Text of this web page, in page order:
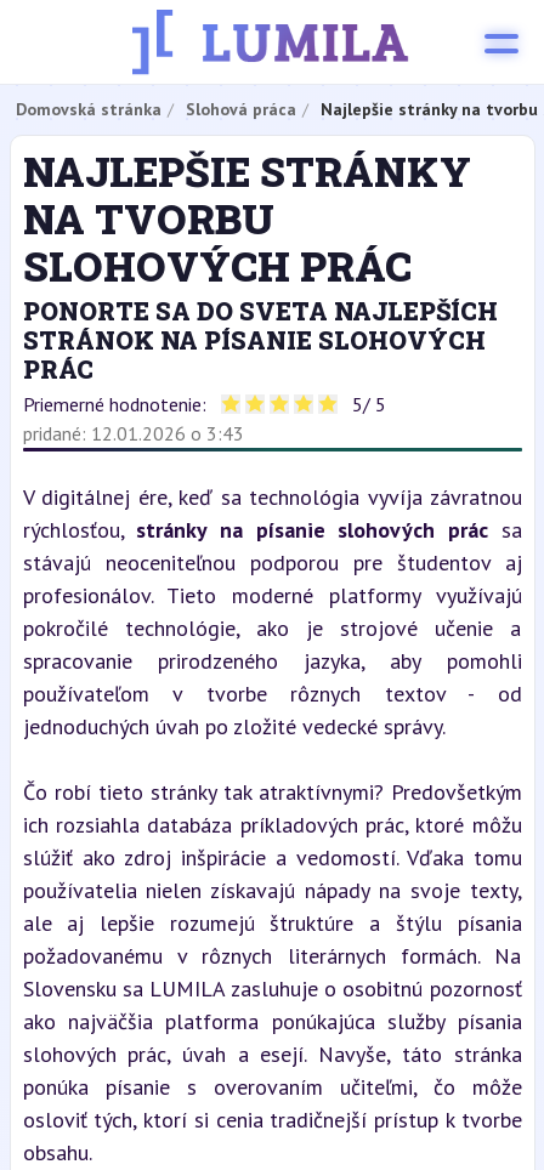
Domovská stránka Slohová práca Najlepšie stránky na tvorbu
NAJLEPŠIE STRÁNKY
NA TVORBU
SLOHOVÝCH PRÁC
PONORTE SA DO SVETA NAJLEPŠÍCH
STRÁNOK NA PÍSANIE SLOHOVÝCH
PRÁC
Priemerné hodnotenie: 5/ 5
pridané: 12.01.2026 o 3:43
V digitálnej ére, keď sa technológia vyvíja závratnou
rýchlosťou, stránky na písanie slohových prác sa
stávajú neoceniteľnou podporou pre študentov aj
profesionálov. Tieto moderné platformy využívajú
pokročilé technológie, ako je strojové učenie a
spracovanie prirodzeného jazyka, aby pomohli
používateľom v tvorbe rôznych textov - od
jednoduchých úvah po zložité vedecké správy.
Čo robí tieto stránky tak atraktívnymi? Predovšetkým
ich rozsiahla databáza príkladových prác, ktoré môžu
slúžiť ako zdroj inšpirácie a vedomostí. Vďaka tomu
používatelia nielen získavajú nápady na svoje texty,
ale aj lepšie rozumejú štruktúre a štýlu písania
požadovanému v rôznych literárnych formách. Na
Slovensku sa LUMILA zasluhuje o osobitnú pozornosť
ako najväčšia platforma ponúkajúca služby písania
slohových prác, úvah a esejí. Navyše, táto stránka
ponúka písanie s overovaním učiteľmi, čo môže
osloviť tých, ktorí si cenia tradičnejší prístup k tvorbe
obsahu.